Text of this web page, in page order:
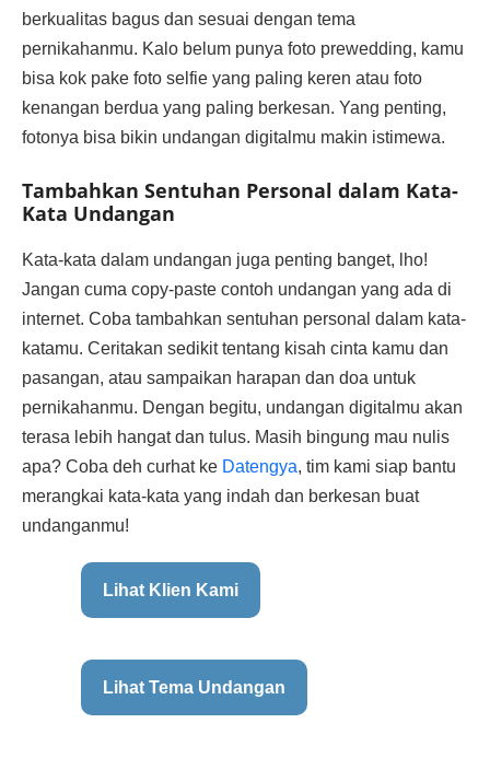
berkualitas bagus dan sesuai dengan tema
pernikahanmu. Kalo belum punya foto prewedding, kamu
bisa kok pake foto selfie yang paling keren atau foto
kenangan berdua yang paling berkesan. Yang penting,
fotonya bisa bikin undangan digitalmu makin istimewa.
Tambahkan Sentuhan Personal dalam Kata-
Kata Undangan
Kata-kata dalam undangan juga penting banget, lho!
Jangan cuma copy-paste contoh undangan yang ada di
internet. Coba tambahkan sentuhan personal dalam kata-
katamu. Ceritakan sedikit tentang kisah cinta kamu dan
pasangan, atau sampaikan harapan dan doa untuk
pernikahanmu. Dengan begitu, undangan digitalmu akan
terasa lebih hangat dan tulus. Masih bingung mau nulis
apa? Coba deh curhat ke Datengya, tim kami siap bantu
merangkai kata-kata yang indah dan berkesan buat
undanganmu!
Lihat Klien Kami
Lihat Tema Undangan